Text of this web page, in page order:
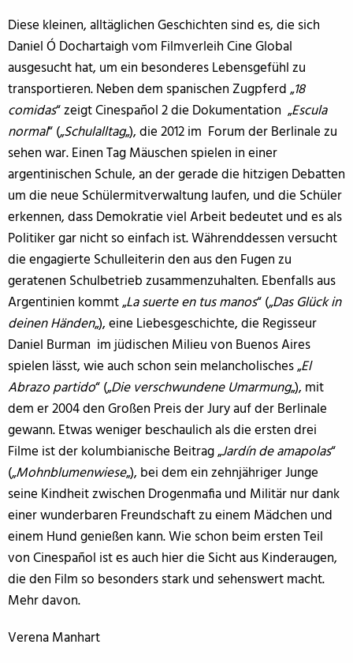
Diese kleinen, alltäglichen Geschichten sind es, die sich
Daniel Ó Dochartaigh vom Filmverleih Cine Global
ausgesucht hat, um ein besonderes Lebensgefühl zu
transportieren. Neben dem spanischen Zugpferd „18
comidas“ zeigt Cinespañol 2 die Dokumentation „Escula
normal“ („Schulalltag„), die 2012 im Forum der Berlinale zu
sehen war. Einen Tag Mäuschen spielen in einer
argentinischen Schule, an der gerade die hitzigen Debatten
um die neue Schülermitverwaltung laufen, und die Schüler
erkennen, dass Demokratie viel Arbeit bedeutet und es als
Politiker gar nicht so einfach ist. Währenddessen versucht
die engagierte Schulleiterin den aus den Fugen zu
geratenen Schulbetrieb zusammenzuhalten. Ebenfalls aus
Argentinien kommt „La suerte en tus manos“ („Das Glück in
deinen Händen„), eine Liebesgeschichte, die Regisseur
Daniel Burman im jüdischen Milieu von Buenos Aires
spielen lässt, wie auch schon sein melancholisches „El
Abrazo partido“ („Die verschwundene Umarmung„), mit
dem er 2004 den Großen Preis der Jury auf der Berlinale
gewann. Etwas weniger beschaulich als die ersten drei
Filme ist der kolumbianische Beitrag „Jardín de amapolas“
(„Mohnblumenwiese„), bei dem ein zehnjähriger Junge
seine Kindheit zwischen Drogenmafia und Militär nur dank
einer wunderbaren Freundschaft zu einem Mädchen und
einem Hund genießen kann. Wie schon beim ersten Teil
von Cinespañol ist es auch hier die Sicht aus Kinderaugen,
die den Film so besonders stark und sehenswert macht.
Mehr davon.
Verena Manhart